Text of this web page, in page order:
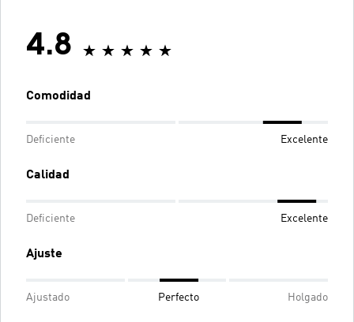
4.8
Comodidad
Deficiente Excelente
Calidad
Deficiente Excelente
Ajuste
Ajustado Perfecto Holgado